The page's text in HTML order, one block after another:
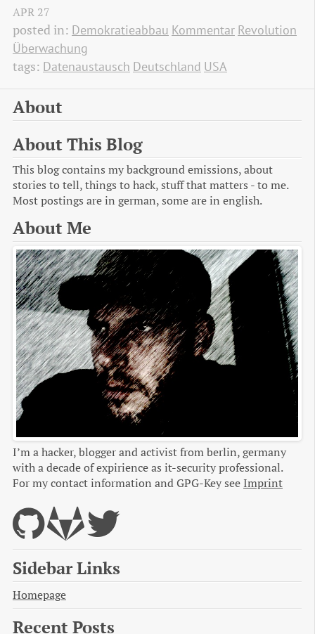
APR 27
posted in: Demokratieabbau Kommentar Revolution
Überwachung
tags: Datenaustausch Deutschland USA
About
About This Blog
This blog contains my background emissions, about
stories to tell, things to hack, stuff that matters - to me.
Most postings are in german, some are in english.
About Me
I’m a hacker, blogger and activist from berlin, germany
with a decade of expirience as it-security professional.
For my contact information and GPG-Key see Imprint
Sidebar Links
Homepage
Recent Posts